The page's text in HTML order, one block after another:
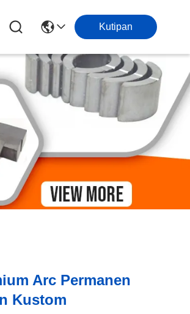
Kutipan
Arc Permanen
Kustom